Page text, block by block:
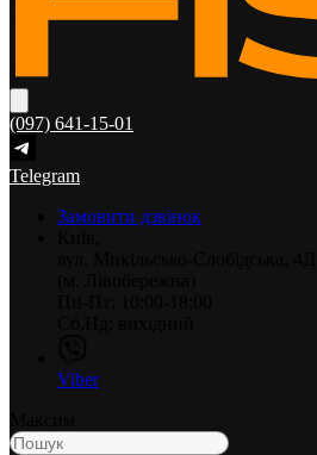
(097) 641-15-01
Telegram
Замовити дзвінок
Viber